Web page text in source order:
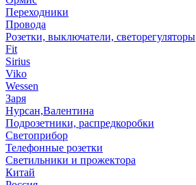
Переходники
Провода
Розетки, выключатели, светорегуляторы
Fit
Sirius
Viko
Wessen
Заря
Нурсан,Валентина
Подрозетники, распредкоробки
Светоприбор
Телефонные розетки
Светильники и прожектора
Китай